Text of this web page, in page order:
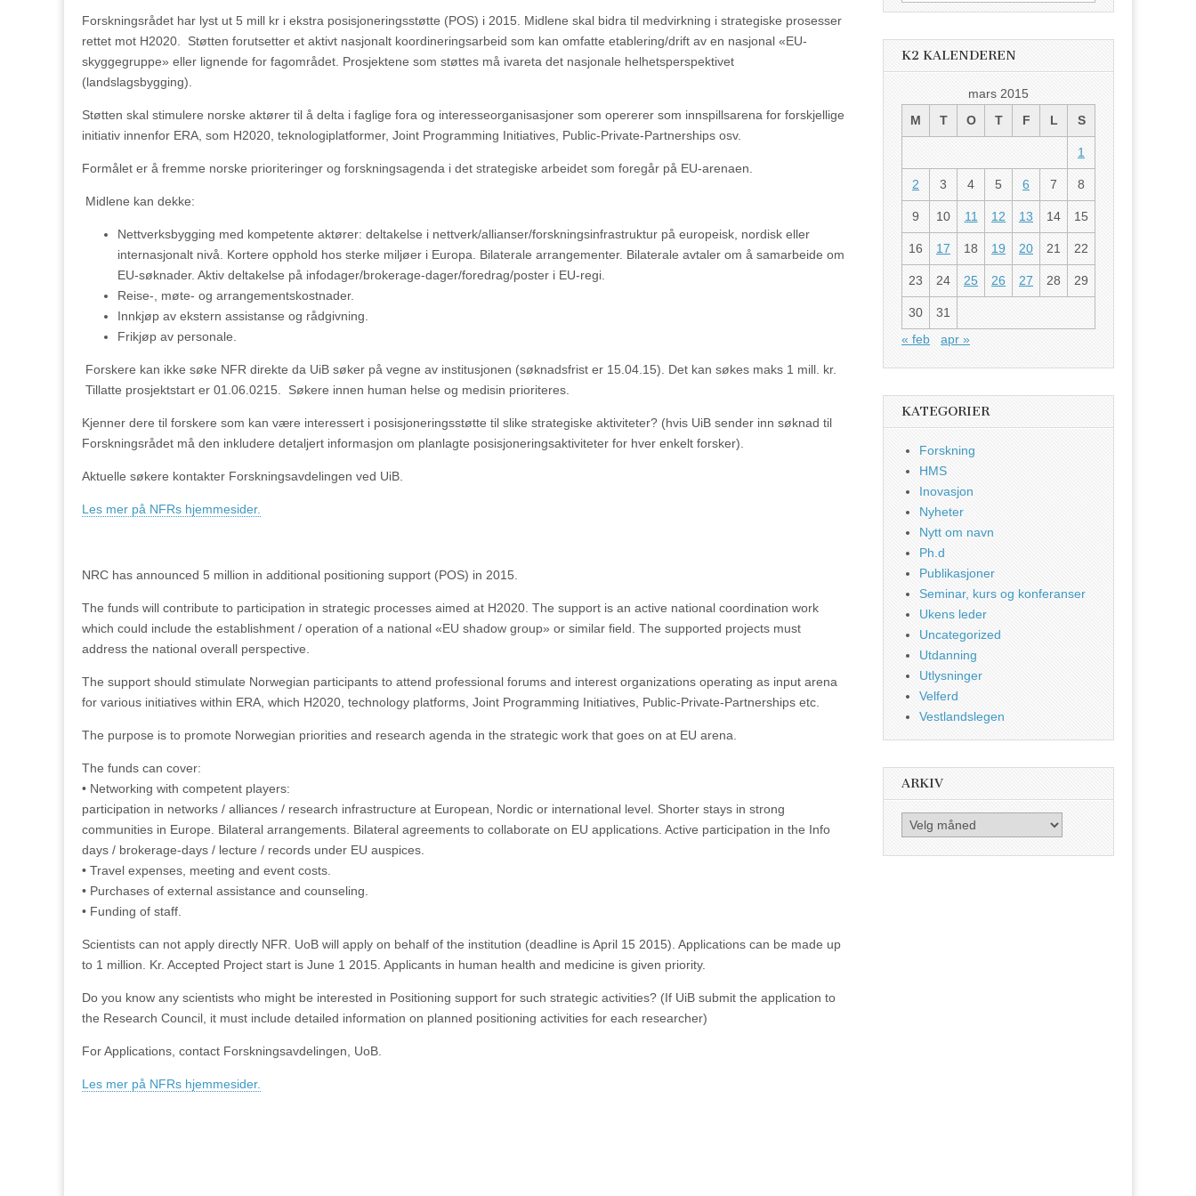
Forskningsrådet har lyst ut 5 mill kr i ekstra posisjoneringsstøtte (POS) i 2015. Midlene skal bidra til medvirkning i strategiske prosesser
rettet mot H2020. Støtten forutsetter et aktivt nasjonalt koordineringsarbeid som kan omfatte etablering/drift av en nasjonal «EU-
skyggegruppe» eller lignende for fagområdet. Prosjektene som støttes må ivareta det nasjonale helhetsperspektivet
(landslagsbygging).
Støtten skal stimulere norske aktører til å delta i faglige fora og interesseorganisasjoner som opererer som innspillsarena for forskjellige
initiativ innenfor ERA, som H2020, teknologiplatformer, Joint Programming Initiatives, Public-Private-Partnerships osv.
Formålet er å fremme norske prioriteringer og forskningsagenda i det strategiske arbeidet som foregår på EU-arenaen.
Midlene kan dekke:
Nettverksbygging med kompetente aktører: deltakelse i nettverk/allianser/forskningsinfrastruktur på europeisk, nordisk eller
internasjonalt nivå. Kortere opphold hos sterke miljøer i Europa. Bilaterale arrangementer. Bilaterale avtaler om å samarbeide om
EU-søknader. Aktiv deltakelse på infodager/brokerage-dager/foredrag/poster i EU-regi.
Reise-, møte- og arrangementskostnader.
Innkjøp av ekstern assistanse og rådgivning.
Frikjøp av personale.
Forskere kan ikke søke NFR direkte da UiB søker på vegne av institusjonen (søknadsfrist er 15.04.15). Det kan søkes maks 1 mill. kr.
Tillatte prosjektstart er 01.06.0215. Søkere innen human helse og medisin prioriteres.
Kjenner dere til forskere som kan være interessert i posisjoneringsstøtte til slike strategiske aktiviteter? (hvis UiB sender inn søknad til
Forskningsrådet må den inkludere detaljert informasjon om planlagte posisjoneringsaktiviteter for hver enkelt forsker).
Aktuelle søkere kontakter Forskningsavdelingen ved UiB.
Les mer på NFRs hjemmesider.
NRC has announced 5 million in additional positioning support (POS) in 2015.
The funds will contribute to participation in strategic processes aimed at H2020. The support is an active national coordination work
which could include the establishment / operation of a national «EU shadow group» or similar field. The supported projects must
address the national overall perspective.
The support should stimulate Norwegian participants to attend professional forums and interest organizations operating as input arena
for various initiatives within ERA, which H2020, technology platforms, Joint Programming Initiatives, Public-Private-Partnerships etc.
The purpose is to promote Norwegian priorities and research agenda in the strategic work that goes on at EU arena.
The funds can cover:
• Networking with competent players:
participation in networks / alliances / research infrastructure at European, Nordic or international level. Shorter stays in strong
communities in Europe. Bilateral arrangements. Bilateral agreements to collaborate on EU applications. Active participation in the Info
days / brokerage-days / lecture / records under EU auspices.
• Travel expenses, meeting and event costs.
• Purchases of external assistance and counseling.
• Funding of staff.
Scientists can not apply directly NFR. UoB will apply on behalf of the institution (deadline is April 15 2015). Applications can be made up
to 1 million. Kr. Accepted Project start is June 1 2015. Applicants in human health and medicine is given priority.
Do you know any scientists who might be interested in Positioning support for such strategic activities? (If UiB submit the application to
the Research Council, it must include detailed information on planned positioning activities for each researcher)
For Applications, contact Forskningsavdelingen, UoB.
Les mer på NFRs hjemmesider.
K2 KALENDEREN
mars 2015
M
T O T F L S
1
2 3 4 5 6 7 8
9 10 11 12 13 14 15
16 17 18 19 20 21 22
23 24 25 26 27 28 29
30
31
« feb
apr »
KATEGORIER
Forskning
HMS
Inovasjon
Nyheter
Nytt om navn
Ph.d
Publikasjoner
Seminar, kurs og konferanser
Ukens leder
Uncategorized
Utdanning
Utlysninger
Velferd
Vestlandslegen
ARKIV
Arkiv